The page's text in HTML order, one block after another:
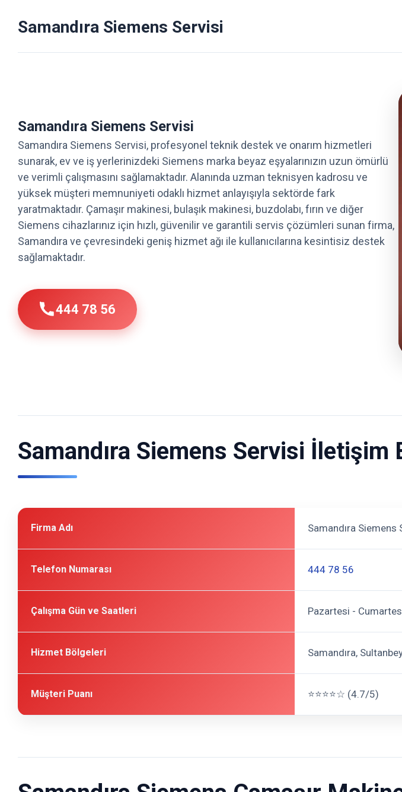
Samandıra Siemens Servisi
Samandıra Siemens Servisi
Samandıra Siemens Servisi, profesyonel teknik destek ve onarım hizmetleri
sunarak, ev ve iş yerlerinizdeki Siemens marka beyaz eşyalarınızın uzun ömürlü
ve verimli çalışmasını sağlamaktadır. Alanında uzman teknisyen kadrosu ve
yüksek müşteri memnuniyeti odaklı hizmet anlayışıyla sektörde fark
yaratmaktadır. Çamaşır makinesi, bulaşık makinesi, buzdolabı, fırın ve diğer
Siemens cihazlarınız için hızlı, güvenilir ve garantili servis çözümleri sunan firma,
Samandıra ve çevresindeki geniş hizmet ağı ile kullanıcılarına kesintisiz destek
sağlamaktadır.
444 78 56
Samandıra Siemens Servisi İletişim
Firma Adı Samandıra Siemens
Telefon Numarası 444 78 56
Çalışma Gün ve Saatleri Pazartesi -
Hizmet Bölgeleri Samandıra,
Müşteri Puanı ⭐⭐⭐⭐☆ (4.7/5)